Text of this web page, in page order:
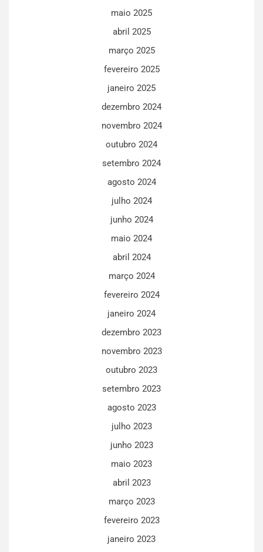
maio 2025
abril 2025
março 2025
fevereiro 2025
janeiro 2025
dezembro 2024
novembro 2024
outubro 2024
setembro 2024
agosto 2024
julho 2024
junho 2024
maio 2024
abril 2024
março 2024
fevereiro 2024
janeiro 2024
dezembro 2023
novembro 2023
outubro 2023
setembro 2023
agosto 2023
julho 2023
junho 2023
maio 2023
abril 2023
março 2023
fevereiro 2023
janeiro 2023